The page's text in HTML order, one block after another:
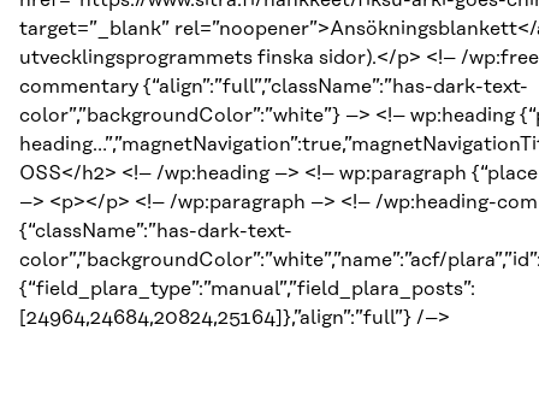
target=”_blank” rel=”noopener”>Ansökningsblankett</
utvecklingsprogrammets finska sidor).</p> <!– /
commentary {“align”:”full”,”className”:”has-dark-text-
color”,”backgroundColor”:”white”} –> <!– wp:heading
OSS</h2> <!– /wp:heading –> <!– wp:paragraph
–> <p></p> <!– /wp:paragraph –> <!– /wp:heading-
{“className”:”has-dark-text-
color”,”backgroundColor”:”white”,”name”:”acf/
{“field_plara_type”:”manual”,”field_plara_posts”:
[24964,24684,20824,25164]},”align”:”full”} /–>